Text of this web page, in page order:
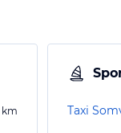
km Taxi